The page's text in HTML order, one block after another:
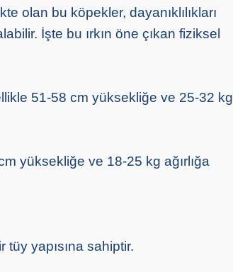
olan bu köpekler, dayanıklılıkları
İşte bu ırkın öne çıkan fiziksel
51-58 cm yüksekliğe ve 25-32 kg
yüksekliğe ve 18-25 kg ağırlığa
yapısına sahiptir.